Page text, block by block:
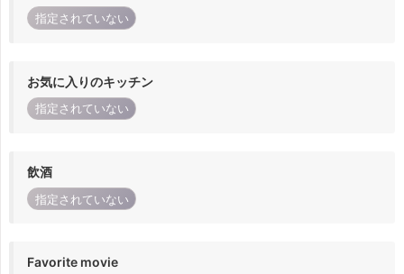
指定されていない
お気に入りのキッチン
指定されていない
飲酒
指定されていない
Favorite movie